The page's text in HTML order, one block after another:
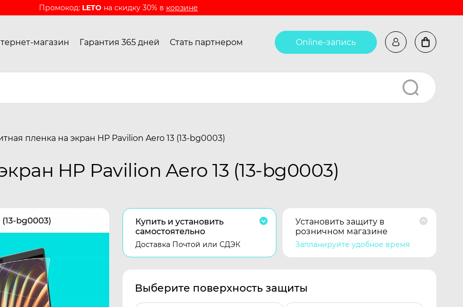
Промокод: LETO на скидку 30% в корзине
магазин Гарантия 365 дней Стать партнером Online-запись
пленка на экран HP Pavilion Aero 13 (13-bg0003)
HP Pavilion Aero 13 (13-bg0003)
Купить и установить
самостоятельно
Доставка Почтой или СДЭК
Установить защиту в
розничном магазине
Запланируйте удобное время
Выберите поверхность защиты